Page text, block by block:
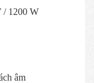
/ 1200 W
âm